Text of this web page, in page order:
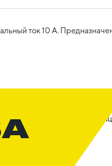
ток 10 А.